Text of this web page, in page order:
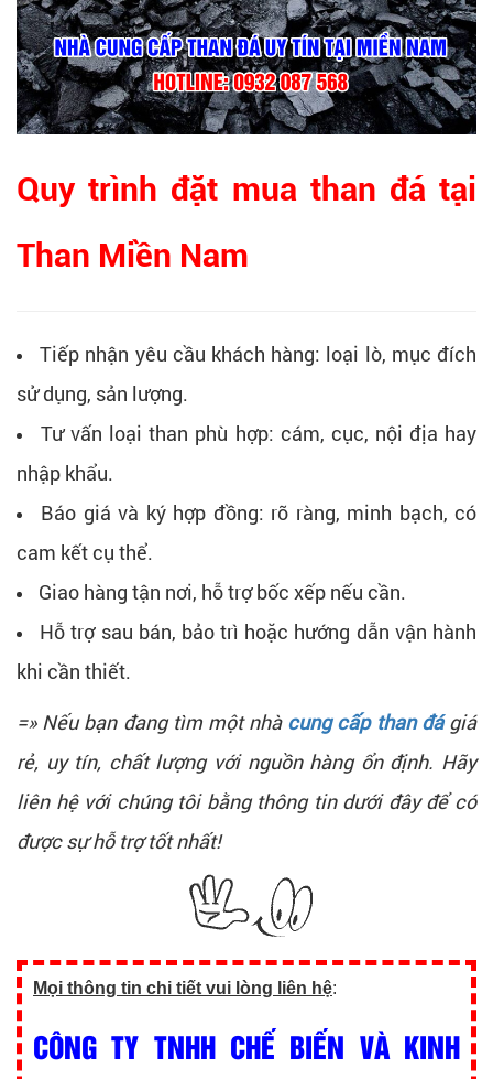
Quy trình đặt mua than đá tại
Than Miền Nam
Tiếp nhận yêu cầu khách hàng: loại lò, mục đích
sử dụng, sản lượng.
Tư vấn loại than phù hợp: cám, cục, nội địa hay
nhập khẩu.
Báo giá và ký hợp đồng: rõ ràng, minh bạch, có
cam kết cụ thể.
Giao hàng tận nơi, hỗ trợ bốc xếp nếu cần.
Hỗ trợ sau bán, bảo trì hoặc hướng dẫn vận hành
khi cần thiết.
=» Nếu bạn đang tìm một nhà cung cấp than đágiá
rẻ, uy tín, chất lượng với nguồn hàng ổn định. Hãy
liên hệ với chúng tôi bằng thông tin dưới đây để có
được sự hỗ trợ tốt nhất!
Mọi thông tin chi tiết vui lòng liên hệ:
CÔNG TY TNHH CHẾ BIẾN VÀ KINH